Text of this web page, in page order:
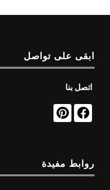
ابقى على تواصل
اتصل بنا
روابط مفيدة